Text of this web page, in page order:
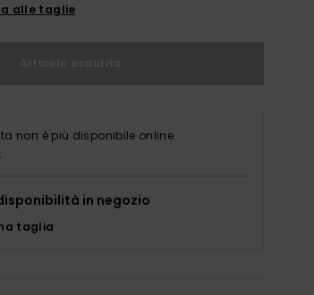
alle taglie
non è più disponibile online.
in negozio
taglia